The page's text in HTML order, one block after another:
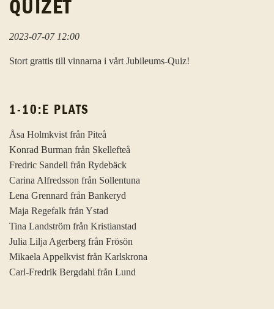
QUIZET
2023-07-07 12:00
Stort grattis till vinnarna i vårt Jubileums-Quiz!
1-10:E PLATS
Åsa Holmkvist från Piteå
Konrad Burman från Skellefteå
Fredric Sandell från Rydebäck
Carina Alfredsson från Sollentuna
Lena Grennard från Bankeryd
Maja Regefalk från Ystad
Tina Landström från Kristianstad
Julia Lilja Agerberg från Frösön
Mikaela Appelkvist från Karlskrona
Carl-Fredrik Bergdahl från Lund